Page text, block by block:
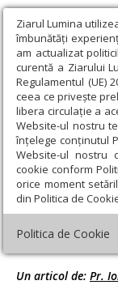
Ziarul Lumina
îmbunătăți
am actualizat
curentă a Ziarului
Regulamentul (UE)
ceea ce privește
libera circulație a
Website-ul nostru
înțelege conținutul
Website-ul nostru
cookie conform
orice moment
din Politica de
Politica de Cookie
Ziarul Lumina ›
este singurul
Bizanţului”
„Mihai
român
al Bizanţului”
Un articol de: Pr.